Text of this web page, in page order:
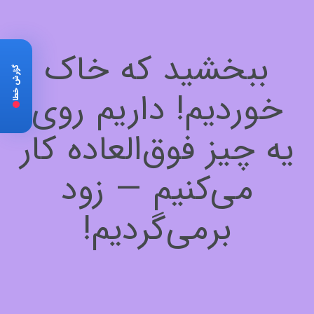
ببخشید که خاک
خوردیم! داریم روی
یه چیز فوق‌العاده کار
می‌کنیم — زود
برمی‌گردیم!
گزارش خطا